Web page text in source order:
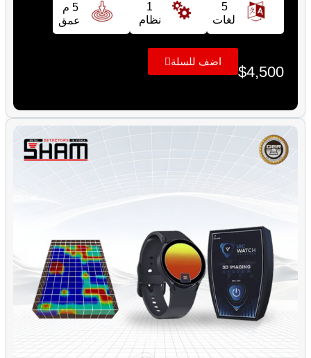
5
لغات
1
نظام
5 م
عمق
$4,500
اضف للسلة